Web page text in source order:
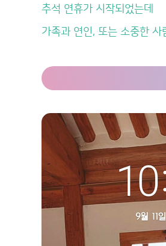
추석 연휴가 시작되었는데
가족과 연인, 또는 소중한